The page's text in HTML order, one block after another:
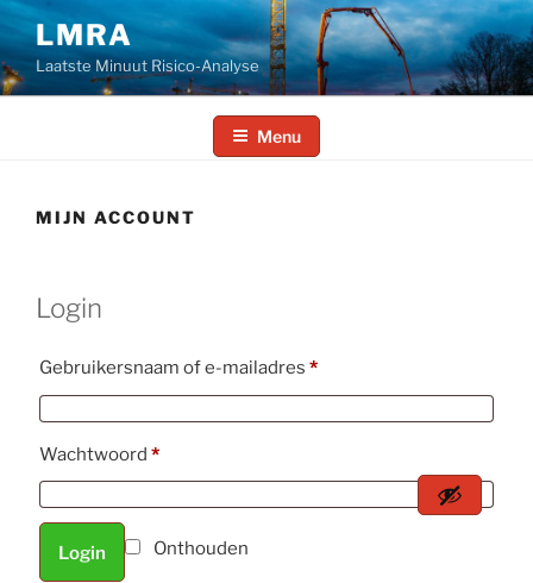
Ga
naar
de
inhoud
LMRA
Laatste Minuut Risico-Analyse
Menu
MIJN ACCOUNT
Login
Gebruikersnaam of e-mailadres *Vereist
Wachtwoord *Vereist
Onthouden
Login